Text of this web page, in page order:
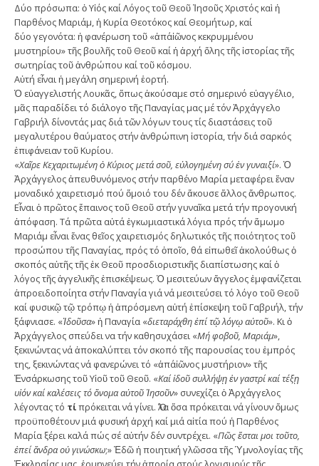
Δύο πρόσωπα: ὁ Υἱός καί Λόγος τοῦ Θεοῦ Ἰησοῦς Χριστός καὶ ἡ
Παρθένος Μαριάμ, ἡ Κυρία Θεοτόκος καί Θεομήτωρ, καί
δύο γεγονότα: ἡ φανέρωση τοῦ «ἀπ΄αἰῶνος κεκρυμμένου
μυστηρίου» τῆς βουλῆς τοῦ Θεοῦ καί ἡ ἀρχή ὅλης τῆς ἱστορίας τῆς
σωτηρίας τοῦ ἀνθρώπου καί τοῦ κόσμου.
Αὐτή εἶναι ἡ μεγάλη σημερινή ἑορτή.
Ὁ εὐαγγελιστής Λουκᾶς, ὅπως ἀκούσαμε στό σημερινό εὐαγγέλιο,
μᾶς παραδίδει τό διάλογο τῆς Παναγίας μας μέ τόν Ἀρχάγγελο
Γαβριήλ δίνοντάς μας διά τῶν λόγων τους τίς διαστάσεις τοῦ
μεγαλυτέρου θαύματος στήν ἀνθρώπινη ἱστορία, τήν διά σαρκός
ἐπιφάνειαν τοῦ Κυρίου.
«Χαῖρε Κεχαριτωμένη ὁ Κύριος μετά σοῦ, εὐλογημένη σύ ἐν γυναιξί». Ὁ
Ἀρχάγγελος ἀπευθυνόμενος στήν παρθένο Μαρία μεταφέρει ἕναν
μοναδικό χαιρετισμό πού ὅμοιό του δέν ἄκουσε ἄλλος ἄνθρωπος.
Εἶναι ὁ πρῶτος ἔπαινος τοῦ Θεοῦ στήν γυναῖκα μετά τήν προγονική
ἀπόφαση. Τά πρῶτα αὐτά ἐγκωμιαστικά λόγια πρός τήν ἄμωμο
Μαριάμ εἶναι ἕνας θεῖος χαιρετισμός δηλωτικός τῆς ποιότητος τοῦ
προσώπου τῆς Παναγίας, πρός τό ὁποῖο, θά εἰπωθεῖ ἀκολούθως ὁ
σκοπός αὐτῆς τῆς ἐκ Θεοῦ προσδιοριστικῆς διαπίστωσης καί ὁ
λόγος τῆς ἀγγελικῆς ἐπισκέψεως. Ὁ μεσιτεύων ἄγγελος ἐμφανίζεται
ἀπροειδοποίητα στήν Παναγία γιά νά μεσιτεύσει τό λόγο τοῦ Θεοῦ
καί φυσικῷ τῷ τρόπῳ ἡ ἀπρόσμενη αὐτή ἐπίσκεψη τοῦ Γαβριήλ, τήν
ξάφνιασε. «Ἰδοῦσα» ἡ Παναγία «διεταράχθη ἐπί τῷ λόγῳ αὐτοῦ». Κι ὁ
Ἀρχάγγελος σπεύδει να τήν καθησυχάσει «Μή φοβοῦ, Μαριάμ»,
ξεκινώντας νά ἀποκαλύπτει τόν σκοπό τῆς παρουσίας του ἐμπρός
της, ξεκινώντας νά φανερώνει τό «ἀπ΄αἰῶνος μυστήριον» τῆς
Ἐνσάρκωσης τοῦ Υἱοῦ τοῦ Θεοῦ. «Καί ἰδοῦ συλλήψῃ ἐν γαστρί καί τέξῃ
υἱόν καί καλέσεις τό ὄνομα αὐτοῦ Ἰησοῦν» συνεχίζει ὁ Ἀρχάγγελος
λέγοντας τό τίπρόκειται νά γίνει. Ὅλα ὅσα πρόκειται νά γίνουν ὅμως
προϋποθέτουν μιά φυσική ἀρχή καί μιά αἰτία πού ἡ Παρθένος
Μαρία ξέρει καλά πώς σέ αὐτήν δέν συντρέχει. «Πῶς ἔσται μοι τοῦτο,
ἐπεί ἄνδρα οὐ γινώσκω;» Ἐδῶ ἡ ποιητική γλῶσσα τῆς Ὑμνολογίας τῆς